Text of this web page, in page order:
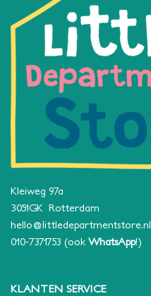
Kleiweg 97a
3051GK Rotterdam
hello@littledepartmentstore.nl
010-7371753 (ook WhatsApp!)
KLANTEN SERVICE